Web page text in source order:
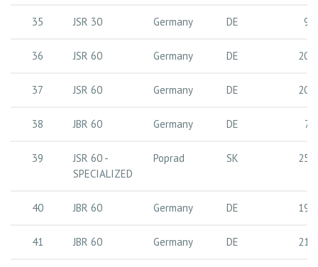
35 JSR 30 Germany DE 9
36 JSR 60 Germany DE 20
37 JSR 60 Germany DE 20
38 JBR 60 Germany DE 7
39
JSR 60 -
SPECIALIZED
Poprad SK 25
40 JBR 60 Germany DE 19
41 JBR 60 Germany DE 21